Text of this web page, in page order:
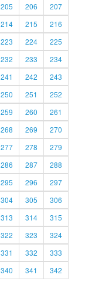
205 206
207
214 215
216
223 224
225
232 233
234
241 242
243
250 251
252
259 260
261
268 269
270
277 278
279
286 287
288
295 296
297
304 305
306
313 314
315
322 323
324
331 332
333
340 341
342